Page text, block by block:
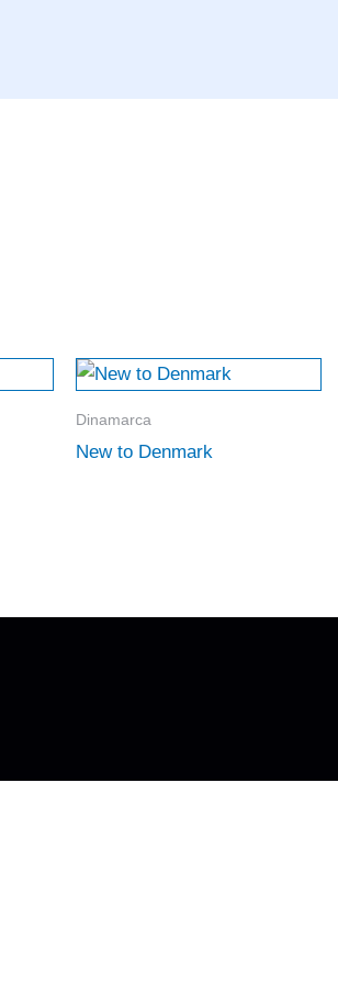
Dinamarca
New to Denmark